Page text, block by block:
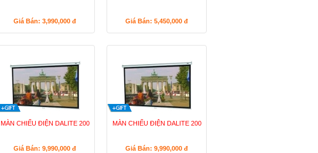
Giá Bán: 3,990,000đ Giá Bán: 5,450,000đ
MÀN CHIẾU ĐIỆN DALITE 200
Giá Bán: 9,990,000đ
MÀN CHIẾU ĐIỆN DALITE 200
Giá Bán: 9,990,000đ